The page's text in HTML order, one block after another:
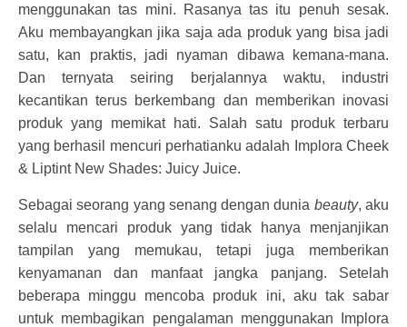
menggunakan tas mini. Rasanya tas itu penuh sesak.
Aku membayangkan jika saja ada produk yang bisa jadi
satu, kan praktis, jadi nyaman dibawa kemana-mana.
Dan ternyata seiring berjalannya waktu, industri
kecantikan terus berkembang dan memberikan inovasi
produk yang memikat hati. Salah satu produk terbaru
yang berhasil mencuri perhatianku adalah Implora Cheek
& Liptint New Shades: Juicy Juice.
Sebagai seorang yang senang dengan dunia beauty, aku
selalu mencari produk yang tidak hanya menjanjikan
tampilan yang memukau, tetapi juga memberikan
kenyamanan dan manfaat jangka panjang. Setelah
beberapa minggu mencoba produk ini, aku tak sabar
untuk membagikan pengalaman menggunakan Implora